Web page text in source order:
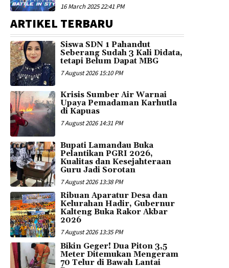
16 March 2025 22:41 PM
ARTIKEL TERBARU
Siswa SDN 1 Pahandut
Seberang Sudah 3 Kali Didata,
tetapi Belum Dapat MBG
7 August 2026 15:10 PM
Krisis Sumber Air Warnai
Upaya Pemadaman Karhutla
di Kapuas
7 August 2026 14:31 PM
Bupati Lamandau Buka
Pelantikan PGRI 2026,
Kualitas dan Kesejahteraan
Guru Jadi Sorotan
7 August 2026 13:38 PM
Ribuan Aparatur Desa dan
Kelurahan Hadir, Gubernur
Kalteng Buka Rakor Akbar
2026
7 August 2026 13:35 PM
Bikin Geger! Dua Piton 3,5
Meter Ditemukan Mengeram
70 Telur di Bawah Lantai